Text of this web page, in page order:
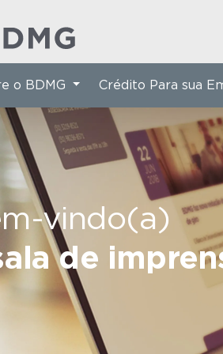
vindo(a)
de
o BDMG Crédito Para sua